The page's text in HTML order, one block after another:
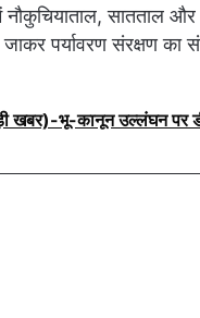
नौकुचियाताल, सातताल
पर्यावरण संरक्षण का
खबर)-भू-कानून उल्लंघन पर